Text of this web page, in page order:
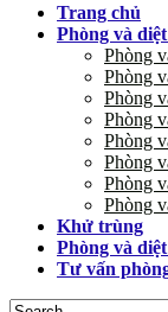
Trang chủ
Phòng và
Phòng
Phòng
Phòng
Phòng
Phòng
Phòng
Phòng
Phòng
Khử trùng
Phòng và
Tư vấn